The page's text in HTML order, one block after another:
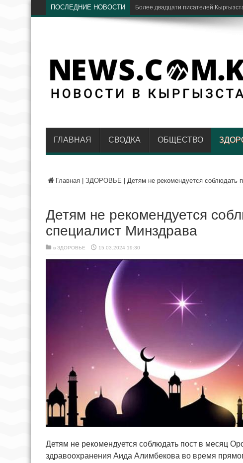
ПОСЛЕДНИЕ НОВОСТИ
ГЛАВНАЯ СВОДКА ОБЩЕСТВО
Главная ЗДОРОВЬЕ Детям не рекомендуется соблюдать
Детям не рекомендуется
специалист Минздрава
в ЗДОРОВЬЕ 15.03.2024 19:30
Детям не рекомендуется соблюдать пост в месяц
здравоохранения Аида Алимбекова во время